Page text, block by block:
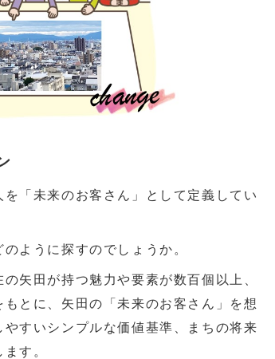
「未来のお客さん」として定義してい
ように探すのでしょうか。
矢田が持つ魅力や要素が数百個以上、
とに、矢田の「未来のお客さん」を想
すいシンプルな価値基準、まちの将来
す。